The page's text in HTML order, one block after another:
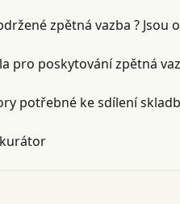
zpětná vazba ? Jsou
pro poskytování zpětná
potřebné ke sdílení